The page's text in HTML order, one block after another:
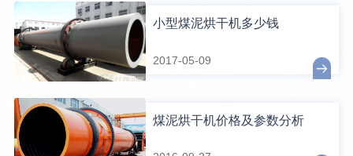
小型煤泥烘干机多少钱
2017-05-09
煤泥烘干机价格及参数分析